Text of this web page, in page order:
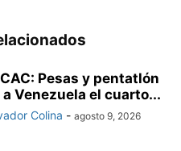
CAC: Pesas y pentatlón
Venezuela el cuarto...
Colina - agosto 9, 2026